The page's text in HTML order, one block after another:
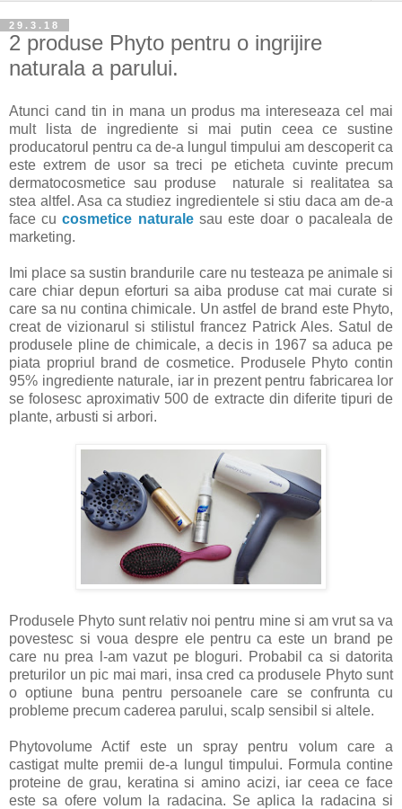
29.3.18
2 produse Phyto pentru o ingrijire
naturala a parului.
Atunci cand tin in mana un produs ma intereseaza cel mai
mult lista de ingrediente si mai putin ceea ce sustine
producatorul pentru ca de-a lungul timpului am descoperit ca
este extrem de usor sa treci pe eticheta cuvinte precum
dermatocosmetice sau produse naturale si realitatea sa
stea altfel. Asa ca studiez ingredientele si stiu daca am de-a
face cucosmetice naturalesau este doar o pacaleala de
marketing.
Imi place sa sustin brandurile care nu testeaza pe animale si
care chiar depun eforturi sa aiba produse cat mai curate si
care sa nu contina chimicale. Un astfel de brand este Phyto,
creat de vizionarul si stilistul francez Patrick Ales. Satul de
produsele pline de chimicale, a decis in 1967 sa aduca pe
piata propriul brand de cosmetice. Produsele Phyto contin
95% ingrediente naturale, iar in prezent pentru fabricarea lor
se folosesc aproximativ 500 de extracte din diferite tipuri de
plante, arbusti si arbori.
Produsele Phyto sunt relativ noi pentru mine si am vrut sa va
povestesc si voua despre ele pentru ca este un brand pe
care nu prea l-am vazut pe bloguri. Probabil ca si datorita
preturilor un pic mai mari, insa cred ca produsele Phyto sunt
o optiune buna pentru persoanele care se confrunta cu
probleme precum caderea parului, scalp sensibil si altele.
Phytovolume Actif este un spray pentru volum care a
castigat multe premii de-a lungul timpului. Formula contine
proteine de grau, keratina si amino acizi, iar ceea ce face
este sa ofere volum la radacina. Se aplica la radacina si